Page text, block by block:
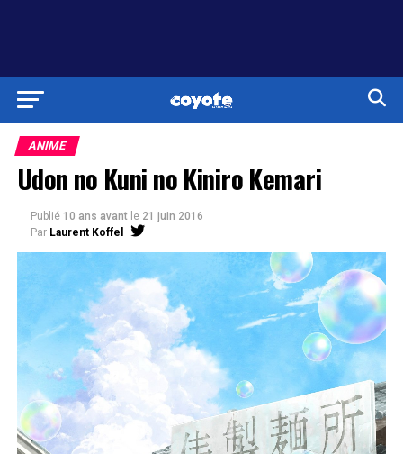
ANIME
Udon no Kuni no Kiniro Kemari
Publié 10 ans avant le 21 juin 2016
Par Laurent Koffel